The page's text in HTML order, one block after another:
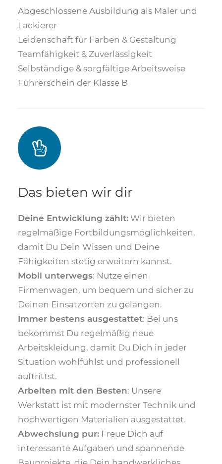
Abgeschlossene Ausbildung als Maler und
Lackierer
Leidenschaft für Farben & Gestaltung
Teamfähigkeit & Zuverlässigkeit
Selbständige & sorgfältige Arbeitsweise
Führerschein der Klasse B
Das bieten wir dir
Deine Entwicklung zählt: Wir bieten
regelmäßige Fortbildungsmöglichkeiten,
damit Du Dein Wissen und Deine
Fähigkeiten stetig erweitern kannst.
Mobil unterwegs: Nutze einen
Firmenwagen, um bequem und sicher zu
Deinen Einsatzorten zu gelangen.
Immer bestens ausgestattet: Bei uns
bekommst Du regelmäßig neue
Arbeitskleidung, damit Du Dich in jeder
Situation wohlfühlst und professionell
auftrittst.
Arbeiten mit den Besten: Unsere
Werkstatt ist mit modernster Technik und
hochwertigen Materialien ausgestattet.
Abwechslung pur: Freue Dich auf
interessante Aufgaben und spannende